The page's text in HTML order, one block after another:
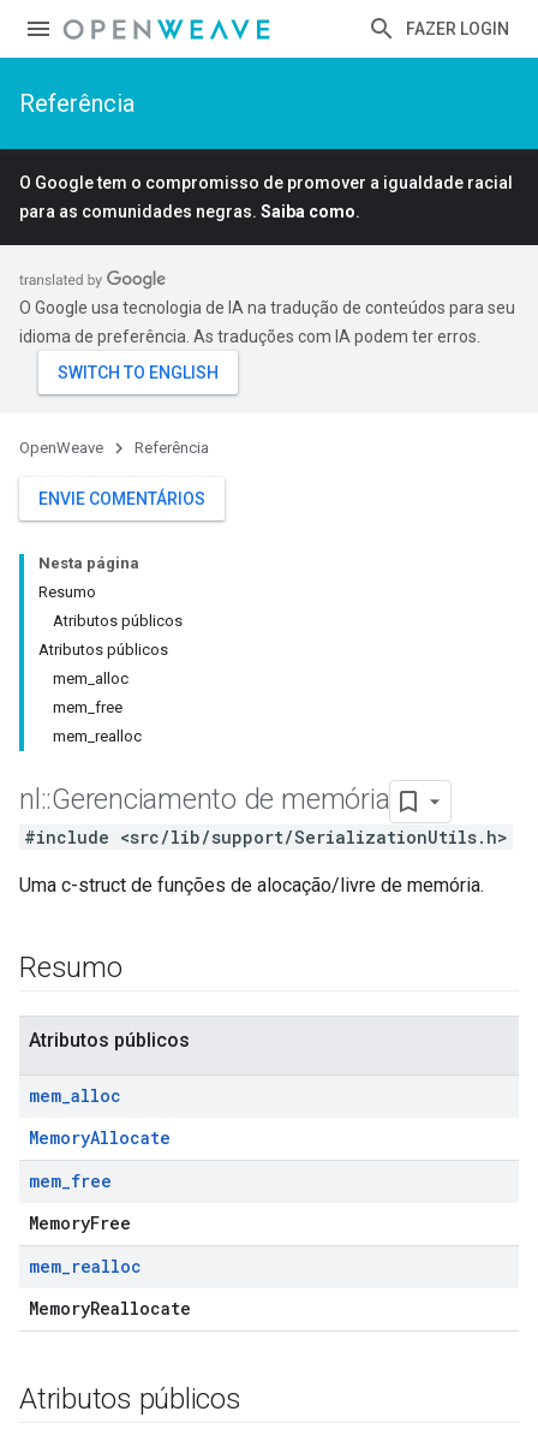
FAZER LOGIN
Referência
O Google tem o compromisso de promover a igualdade racial
para as comunidades negras. Saiba como.
O Google usa tecnologia de IA na tradução de conteúdos para seu
idioma de preferência. As traduções com IA podem ter erros.
OpenWeave Referência
ENVIE COMENTÁRIOS
Nesta página
Resumo
Atributos públicos
Atributos públicos
mem_alloc
mem_free
mem_realloc
nl ::Gerenciamento de memória
#include <src/lib/support/SerializationUtils.h>
Uma c-struct de funções de alocação/livre de memória.
Resumo
Atributos públicos
mem_alloc
MemoryAllocate
mem_free
MemoryFree
mem_realloc
MemoryReallocate
Atributos públicos